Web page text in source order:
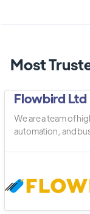
Most
Flowbird Ltd
We are a team of
automation, and